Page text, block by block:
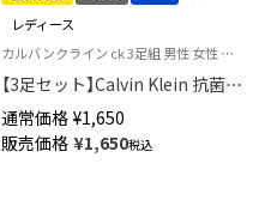
レディース
カルバンクライン ck 3足組 男性 女性 靴下
【3足セット】Calvin Klein 抗菌防
臭 甲&足底メッシュ 通気性がよ
くムレを軽減 ワンポイント ス
ニーカー丈 ソックス カジュア
通常価格 ¥1,650
販売価格 ¥1,650税込